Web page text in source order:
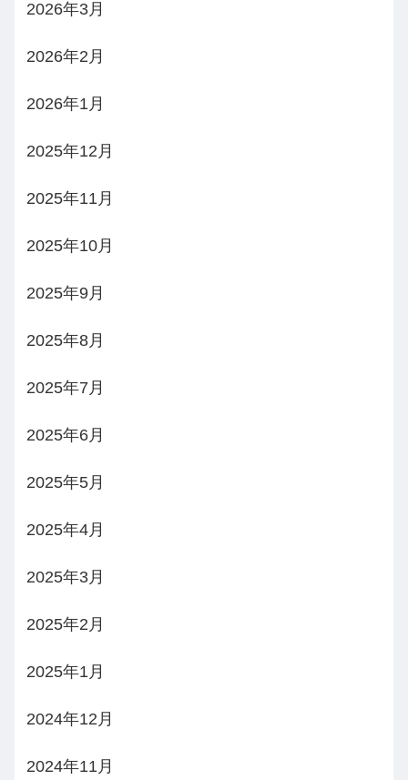
2026年3月
2026年2月
2026年1月
2025年12月
2025年11月
2025年10月
2025年9月
2025年8月
2025年7月
2025年6月
2025年5月
2025年4月
2025年3月
2025年2月
2025年1月
2024年12月
2024年11月